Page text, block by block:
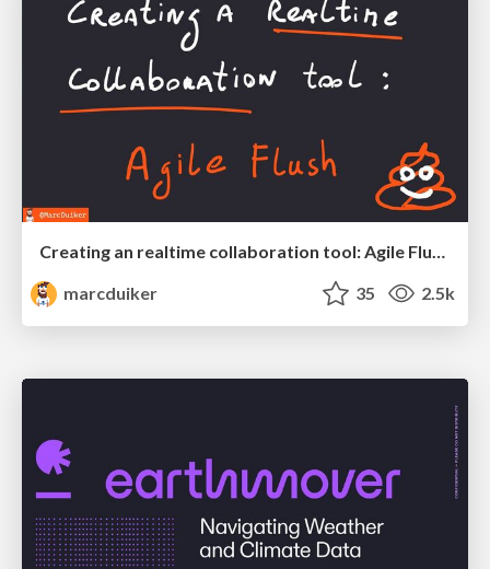
Creating an realtime collaboration tool: Agile Flush - .NET Oxford
marcduiker
35 2.5k